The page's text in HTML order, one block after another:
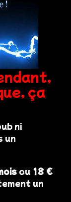
ça
ni
un
ou 18 €
un